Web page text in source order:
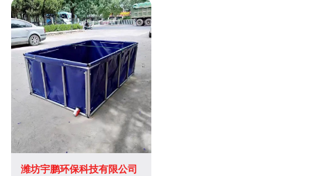
潍坊宇鹏环保科技有限公司